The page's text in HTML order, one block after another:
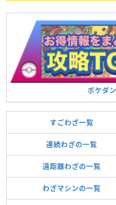
ポケダ
すごわざ一覧
連続わざの一覧
遠距離わざの一覧
わざマシンの一覧